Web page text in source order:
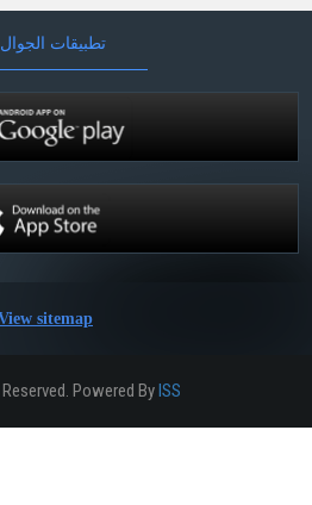
تطبيقات الجوال
sitemap
Powered ByISS